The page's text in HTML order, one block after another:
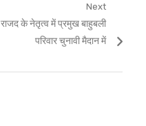
Next
Next
राजद के नेतृत्व में प्रमुख बाहुबली
परिवार चुनावी मैदान में